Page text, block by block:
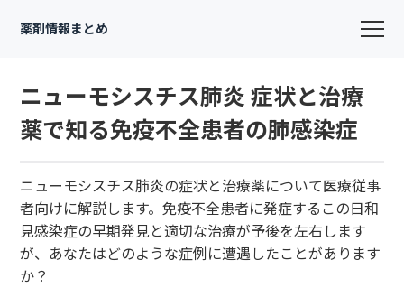
薬剤情報まとめ
ニューモシスチス肺炎 症状と治療
薬で知る免疫不全患者の肺感染症
ニューモシスチス肺炎の症状と治療薬について医療従事
者向けに解説します。免疫不全患者に発症するこの日和
見感染症の早期発見と適切な治療が予後を左右します
が、あなたはどのような症例に遭遇したことがあります
か？